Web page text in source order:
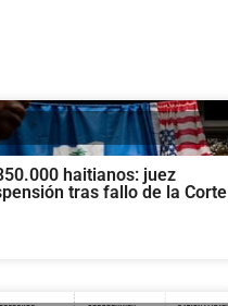
haitianos: juez
tras fallo de la Corte